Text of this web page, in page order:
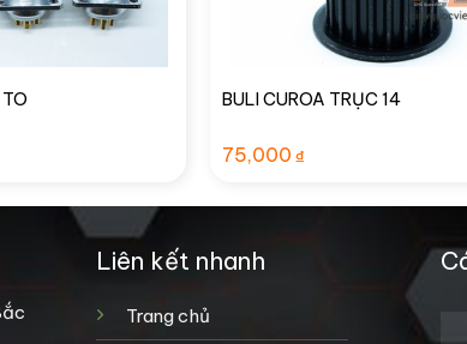
BULI CUROA TRỤC 14
75,000 ₫
Liên kết nhanh
Trang chủ